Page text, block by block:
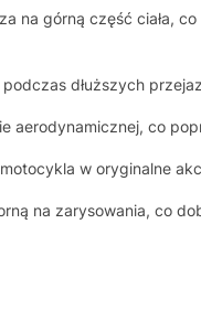
na górną część ciała,
dłuższych
aerodynamicznej, co
w oryginalne
na zarysowania, co